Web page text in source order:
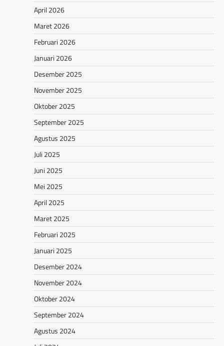
April 2026
Maret 2026
Februari 2026
Januari 2026
Desember 2025
November 2025
Oktober 2025
September 2025
Agustus 2025
Juli 2025
Juni 2025
Mei 2025
April 2025
Maret 2025
Februari 2025
Januari 2025
Desember 2024
November 2024
Oktober 2024
September 2024
Agustus 2024